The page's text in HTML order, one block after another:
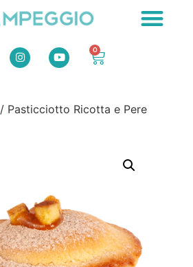
0
/ Pasticciotto Ricotta e Pere